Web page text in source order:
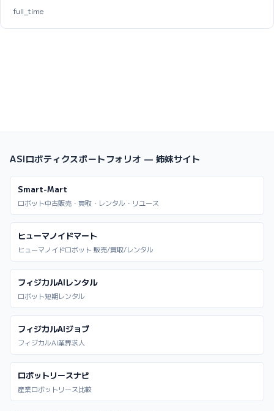
full_time
ASIロボティクスポートフォリオ — 姉妹サイト
Smart-Mart
ロボット中古販売・買取・レンタル・リユース
ヒューマノイドマート
ヒューマノイドロボット 販売/買取/レンタル
フィジカルAIレンタル
ロボット短期レンタル
フィジカルAIジョブ
フィジカルAI業界求人
ロボットリースナビ
産業ロボットリース比較